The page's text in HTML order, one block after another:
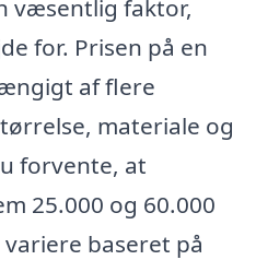
væsentlig faktor,
for. Prisen på en
af flere
materiale og
forvente, at
25.000 og 60.000
baseret på